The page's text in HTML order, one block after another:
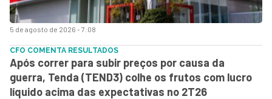
5 de agosto de 2026 - 7:08
CFO COMENTA RESULTADOS
Após correr para subir preços por causa da
guerra, Tenda (TEND3) colhe os frutos com lucro
líquido acima das expectativas no 2T26